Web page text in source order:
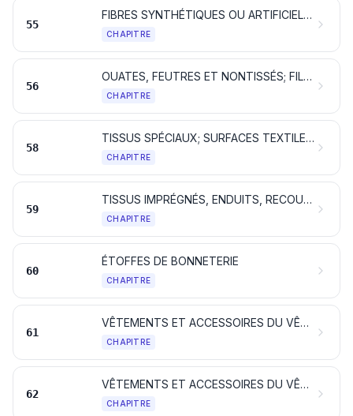
55
FIBRES SYNTHÉTIQUES OU ARTIFICIELLES DISCONTINUES
CHAPITRE
56
OUATES, FEUTRES ET NONTISSÉS; FILS SPÉCIAUX; FICELLES, CORDES ET CORDAGES; ARTICLES DE CORDERIE
CHAPITRE
58
TISSUS SPÉCIAUX; SURFACES TEXTILES TOUFFETÉES; DENTELLES; TAPISSERIES; PASSEMENTERIES; BRODERIES
CHAPITRE
59
TISSUS IMPRÉGNÉS, ENDUITS, RECOUVERTS OU STRATIFIÉS; ARTICLES TECHNIQUES EN MATIÈRES TEXTILES
CHAPITRE
60
ÉTOFFES DE BONNETERIE
CHAPITRE
61
VÊTEMENTS ET ACCESSOIRES DU VÊTEMENT, EN BONNETERIE
CHAPITRE
62
VÊTEMENTS ET ACCESSOIRES DU VÊTEMENT, AUTRES QU'EN BONNETERIE
CHAPITRE